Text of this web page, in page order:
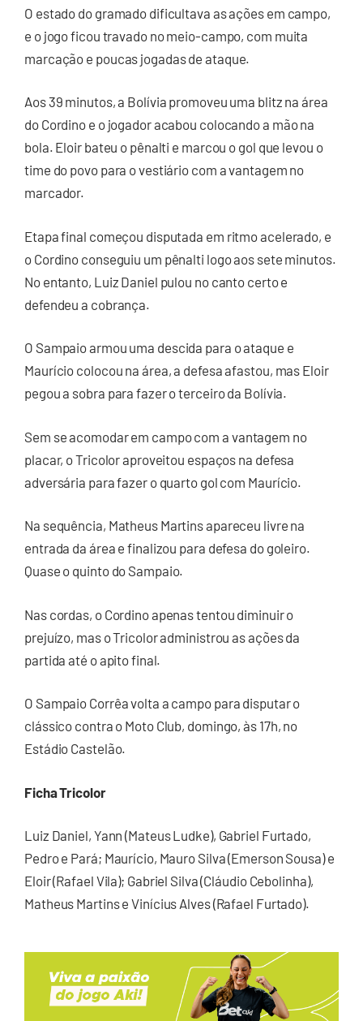
O estado do gramado dificultava as ações em campo,
e o jogo ficou travado no meio-campo, com muita
marcação e poucas jogadas de ataque.
Aos 39 minutos, a Bolívia promoveu uma blitz na área
do Cordino e o jogador acabou colocando a mão na
bola. Eloir bateu o pênalti e marcou o gol que levou o
time do povo para o vestiário com a vantagem no
marcador.
Etapa final começou disputada em ritmo acelerado, e
o Cordino conseguiu um pênalti logo aos sete minutos.
No entanto, Luiz Daniel pulou no canto certo e
defendeu a cobrança.
O Sampaio armou uma descida para o ataque e
Maurício colocou na área, a defesa afastou, mas Eloir
pegou a sobra para fazer o terceiro da Bolívia.
Sem se acomodar em campo com a vantagem no
placar, o Tricolor aproveitou espaços na defesa
adversária para fazer o quarto gol com Maurício.
Na sequência, Matheus Martins apareceu livre na
entrada da área e finalizou para defesa do goleiro.
Quase o quinto do Sampaio.
Nas cordas, o Cordino apenas tentou diminuir o
prejuízo, mas o Tricolor administrou as ações da
partida até o apito final.
O Sampaio Corrêa volta a campo para disputar o
clássico contra o Moto Club, domingo, às 17h, no
Estádio Castelão.
Ficha Tricolor
Luiz Daniel, Yann (Mateus Ludke), Gabriel Furtado,
Pedro e Pará; Maurício, Mauro Silva (Emerson Sousa) e
Eloir (Rafael Vila); Gabriel Silva (Cláudio Cebolinha),
Matheus Martins e Vinícius Alves (Rafael Furtado).